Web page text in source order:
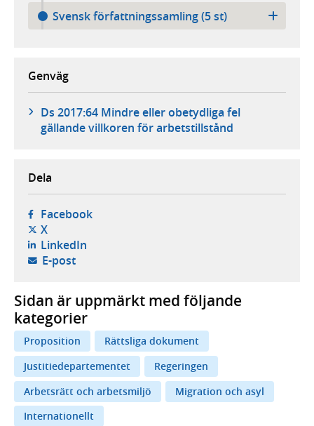
Svensk författningssamling (5 st)
Genväg
Ds 2017:64 Mindre eller obetydliga fel
gällande villkoren för arbetstillstånd
Dela
Facebook- öppnas i ny flik, extern webbplats,
X- öppnas i ny flik, extern webbplats,
LinkedIn- öppnas i ny flik, extern webbplats,
E-post- öppnar din e-postklient,
Sidan är uppmärkt med följande
kategorier
Proposition
Rättsliga dokument
Justitiedepartementet
Regeringen
Arbetsrätt och arbetsmiljö
Migration och asyl
Internationellt